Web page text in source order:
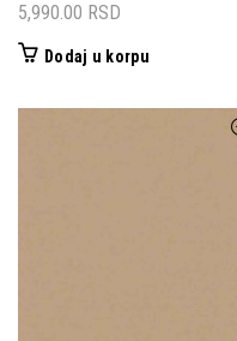
5,990.00 RSD
Dodaj u korpu